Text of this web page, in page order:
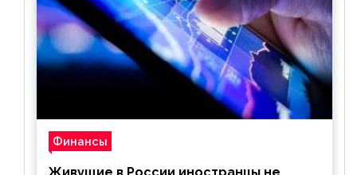
Финансы
Живущие в России иностранцы не